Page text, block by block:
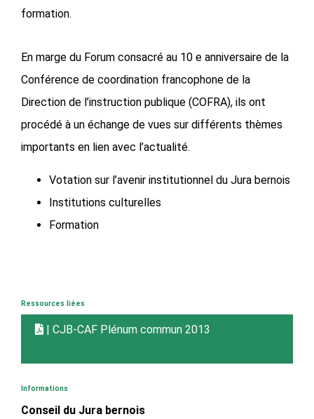
formation.
En marge du Forum consacré au 10 e anniversaire de la
Conférence de coordination francophone de la
Direction de l’instruction publique (COFRA), ils ont
procédé à un échange de vues sur différents thèmes
importants en lien avec l’actualité.
Votation sur l’avenir institutionnel du Jura bernois
Institutions culturelles
Formation
Ressources liées
| CJB-CAF Plénum commun 2013
Informations
Conseil du Jura bernois